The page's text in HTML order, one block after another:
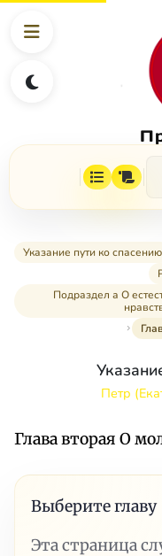
Указание пути ко спасению
Подраздел а О
Петр
Глава вторая О
Выберите главу
Эта страница